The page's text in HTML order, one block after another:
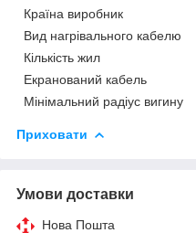
Країна виробник
Вид нагрівального кабелю
Кількість жил
Екранований кабель
Мінімальний радіус вигину
Приховати
Умови доставки
Нова Пошта